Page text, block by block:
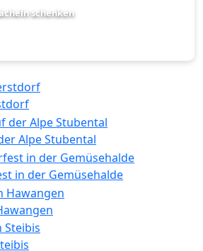
schenken
Alpe Stubental
in der Gemüsehalde